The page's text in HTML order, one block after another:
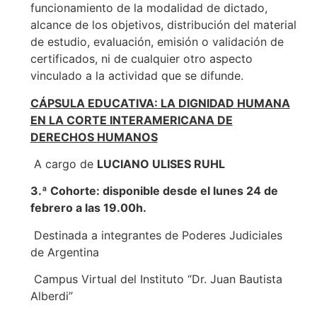
funcionamiento de la modalidad de dictado,
alcance de los objetivos, distribución del material
de estudio, evaluación, emisión o validación de
certificados, ni de cualquier otro aspecto
vinculado a la actividad que se difunde.
CÁPSULA EDUCATIVA: LA DIGNIDAD HUMANA
EN LA CORTE INTERAMERICANA DE
DERECHOS HUMANOS
A cargo de LUCIANO ULISES RUHL
3.ª Cohorte: disponible desde el lunes 24 de
febrero a las 19.00h.
Destinada a integrantes de Poderes Judiciales
de Argentina
Campus Virtual del Instituto “Dr. Juan Bautista
Alberdi”